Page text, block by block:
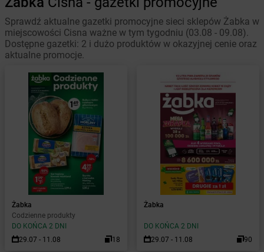
Sprawdź aktualne gazetki promocyjne sieci sklepów Żabka w
miejscowości Cisna ważne w tym tygodniu (03.08 - 09.08).
Dostępne gazetki: 2 i dużo produktów w okazyjnej cenie oraz
aktualne promocje.
Żabka
Codzienne produkty
DO KOŃCA 2 DNI
29.07 - 11.08
18
Żabka
DO KOŃCA 2 DNI
29.07 - 11.08
90